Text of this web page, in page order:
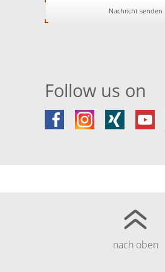
Follow us on
nach oben